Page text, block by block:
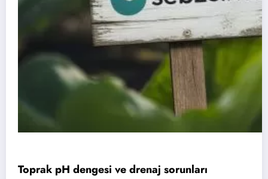
Toprak pH dengesi ve drenaj sorunları